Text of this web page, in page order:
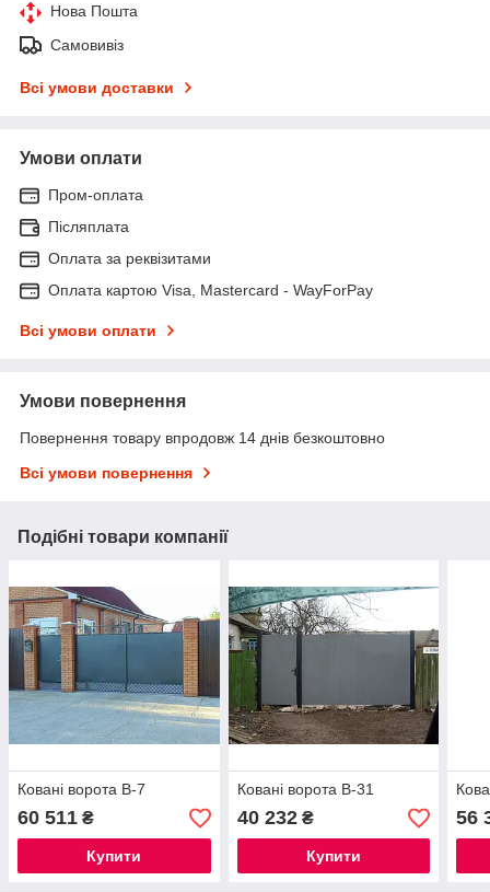
Нова Пошта
Самовивіз
Всі умови доставки
Умови оплати
Пром-оплата
Післяплата
Оплата за реквізитами
Оплата картою Visa, Mastercard - WayForPay
Всі умови оплати
Умови повернення
Повернення товару впродовж 14 днів безкоштовно
Всі умови повернення
Подібні товари компанії
Ковані ворота В-7
60 511 ₴
Купити
Ковані ворота В-31
40 232₴
Купити
56